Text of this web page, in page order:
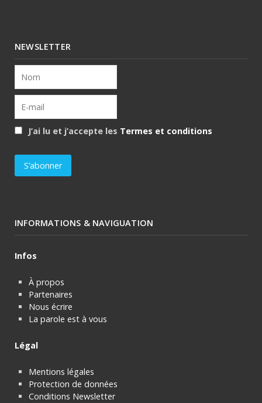
NEWSLETTER
J’ai lu et j’accepte les Termes et conditions
INFORMATIONS & NAVIGUATION
Infos
À propos
Partenaires
Nous écrire
La parole est à vous
Légal
Mentions légales
Protection de données
Conditions Newsletter